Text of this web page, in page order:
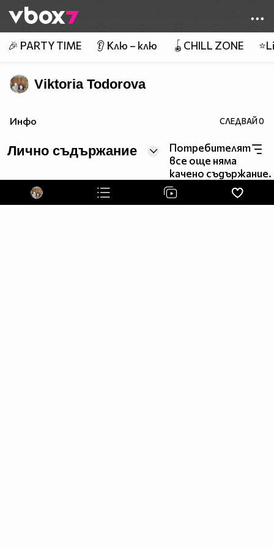
👾
🎉 PARTY TIME 👂 Клю – клю 🪀CHILL ZONE
Viktoria Todorova
Инфо СЛЕДВАЙ0
Лично съдържание
Потребителят
все още няма
качено съдържание.